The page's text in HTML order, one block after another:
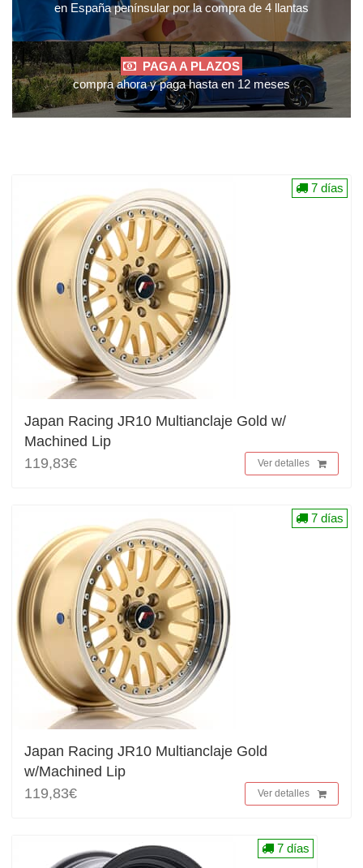
en España penínsular por la compra de 4 llantas
PAGA A PLAZOS
compra ahora y paga hasta en 12 meses
Japan Racing JR10 Multianclaje Gold w/
Machined Lip
119,83€
Ver detalles
7 días
Japan Racing JR10 Multianclaje Gold
w/Machined Lip
119,83€
Ver detalles
7 días
7 días